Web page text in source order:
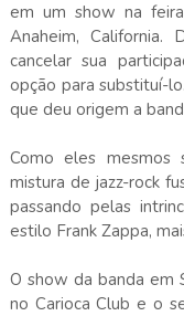
em um show na
Anaheim, California.
cancelar sua
opção para substituí-
que deu origem a
Como eles
mistura de jazz-rock
passando pelas
estilo Frank Zappa,
O show da banda em
no Carioca Club e o